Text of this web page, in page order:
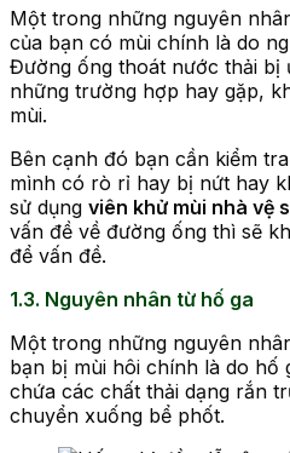
Một trong những nguyên
của bạn có mùi chính là do
Đường ống thoát nước thải bị
những trường hợp hay gặp,
mùi.
Bên cạnh đó bạn cần kiểm
mình có rò rỉ hay bị nứt hay
sử dụng viên khử mùi nhà vệ
vấn đề về đường ống thì sẽ
để vấn đề.
1.3. Nguyên nhân từ hố ga
Một trong những nguyên
bạn bị mùi hôi chính là do hố
chứa các chất thải dạng rắn
chuyển xuống bể phốt.